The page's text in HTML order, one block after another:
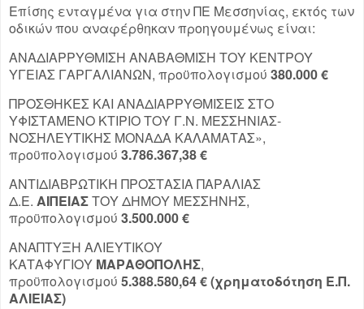
Επίσης ενταγμένα για στην ΠΕ Μεσσηνίας, εκτός των
οδικών που αναφέρθηκαν προηγουμένως είναι:
ΑΝΑΔΙΑΡΡΥΘΜΙΣΗ ΑΝΑΒΑΘΜΙΣΗ ΤΟΥ ΚΕΝΤΡΟΥ
ΥΓΕΙΑΣ ΓΑΡΓΑΛΙΑΝΩΝ, προϋπολογισμού 380.000 €
ΠΡΟΣΘΗΚΕΣ ΚΑΙ ΑΝΑΔΙΑΡΡΥΘΜΙΣΕΙΣ ΣΤΟ
ΥΦΙΣΤΑΜΕΝΟ ΚΤΙΡΙΟ ΤΟΥ Γ.Ν. ΜΕΣΣΗΝΙΑΣ-
ΝΟΣΗΛΕΥΤΙΚΗΣ ΜΟΝΑΔΑ ΚΑΛΑΜΑΤΑΣ»,
προϋπολογισμού 3.786.367,38 €
ΑΝΤΙΔΙΑΒΡΩΤΙΚΗ ΠΡΟΣΤΑΣΙΑ ΠΑΡΑΛΙΑΣ
Δ.Ε. ΑΙΠΕΙΑΣΤΟΥ ΔΗΜΟΥ ΜΕΣΣΗΝΗΣ,
προϋπολογισμού 3.500.000 €
ΑΝΑΠΤΥΞΗ ΑΛΙΕΥΤΙΚΟΥ
ΚΑΤΑΦΥΓΙΟΥ ΜΑΡΑΘΟΠΟΛΗΣ,
προϋπολογισμού 5.388.580,64 € (χρηματοδότηση Ε.Π.
ΑΛΙΕΙΑΣ)